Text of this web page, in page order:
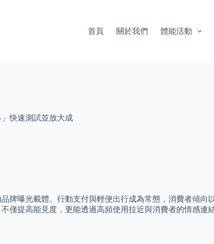
首頁
關於我們 體能活動
快速測試並放大成
牌曝光載體。行動支付與輕便出行成為常態，消費者傾向
提高能見度，更能透過高頻使用拉近與消費者的情感連